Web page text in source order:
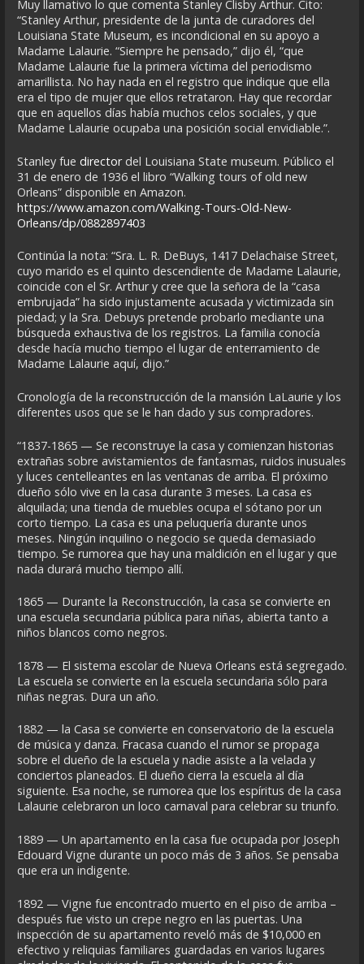
Muy llamativo lo que comenta Stanley Clisby Arthur. Cito:
“Stanley Arthur, presidente de la junta de curadores del
Louisiana State Museum, es incondicional en su apoyo a
Madame Lalaurie. “Siempre he pensado,” dijo él, “que
Madame Lalaurie fue la primera víctima del periodismo
amarillista. No hay nada en el registro que indique que ella
era el tipo de mujer que ellos retrataron. Hay que recordar
que en aquellos días había muchos celos sociales, y que
Madame Lalaurie ocupaba una posición social envidiable.”.
Stanley fue directordel Louisiana State museum. Público el
31 de enero de 1936 el libro “Walking tours of old new
Orleans” disponible en Amazon.
https://www.amazon.com/Walking-Tours-Old-New-
Orleans/dp/0882897403
Continúa la nota: “Sra. L. R. DeBuys, 1417 Delachaise Street,
cuyo marido es el quinto descendiente de Madame Lalaurie,
coincide con el Sr. Arthur y cree que la señora de la “casa
embrujada” ha sido injustamente acusada y victimizada sin
piedad; y la Sra. Debuys pretende probarlo mediante una
búsqueda exhaustiva de los registros. La familia conocía
desde hacía mucho tiempo el lugar de enterramiento de
Madame Lalaurie aquí, dijo.”
Cronología de la reconstrucción de la mansión LaLaurie y los
diferentes usos que se le han dado y sus compradores.
“1837-1865 — Se reconstruye la casa y comienzan historias
extrañas sobre avistamientos de fantasmas, ruidos inusuales
y luces centelleantes en las ventanas de arriba. El próximo
dueño sólo vive en la casa durante 3 meses. La casa es
alquilada; una tienda de muebles ocupa el sótano por un
corto tiempo. La casa es una peluquería durante unos
meses. Ningún inquilino o negocio se queda demasiado
tiempo. Se rumorea que hay una maldición en el lugar y que
nada durará mucho tiempo allí.
1865 — Durante la Reconstrucción, la casa se convierte en
una escuela secundaria pública para niñas, abierta tanto a
niños blancos como negros.
1878 — El sistema escolar de Nueva Orleans está segregado.
La escuela se convierte en la escuela secundaria sólo para
niñas negras. Dura un año.
1882 — la Casa se convierte en conservatorio de la escuela
de música y danza. Fracasa cuando el rumor se propaga
sobre el dueño de la escuela y nadie asiste a la velada y
conciertos planeados. El dueño cierra la escuela al día
siguiente. Esa noche, se rumorea que los espíritus de la casa
Lalaurie celebraron un loco carnaval para celebrar su triunfo.
1889 — Un apartamento en la casa fue ocupada por Joseph
Edouard Vigne durante un poco más de 3 años. Se pensaba
que era un indigente.
1892 — Vigne fue encontrado muerto en el piso de arriba –
después fue visto un crepe negro en las puertas. Una
inspección de su apartamento reveló más de $10,000 en
efectivo y reliquias familiares guardadas en varios lugares